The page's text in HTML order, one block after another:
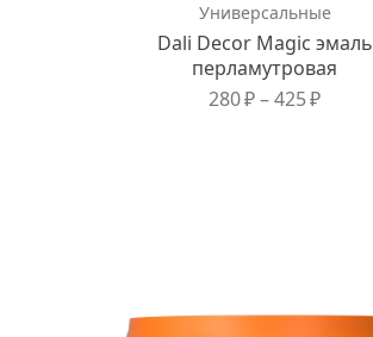
Универсальные
Dali Decor Magic эмаль
перламутровая
280₽–425₽